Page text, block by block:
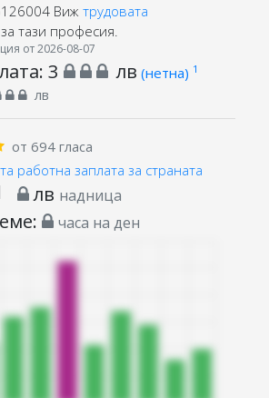
Виж трудовата
за тази професия.
от 2026-08-07
3 лв (нетна) 1
лв
от 694 гласа
работна заплата за страната
лв надница
часа на ден